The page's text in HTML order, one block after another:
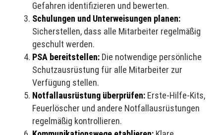
Gefahren identifizieren und bewerten.
Schulungen und Unterweisungen planen:
Sicherstellen, dass alle Mitarbeiter regelmäßig
geschult werden.
PSA bereitstellen: Die notwendige persönliche
Schutzausrüstung für alle Mitarbeiter zur
Verfügung stellen.
Notfallausrüstung überprüfen: Erste-Hilfe-Kits,
Feuerlöscher und andere Notfallausrüstungen
regelmäßig kontrollieren.